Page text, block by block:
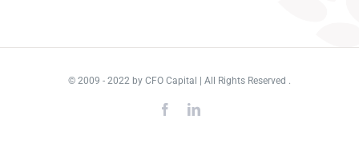
© 2009 - 2022 by CFO Capital | All Rights Reserved .
FacebookLinkedIn